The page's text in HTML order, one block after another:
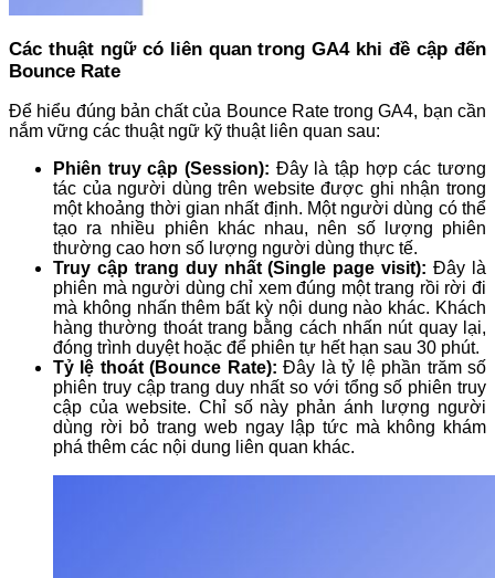
Các thuật ngữ có liên quan trong GA4 khi đề cập đến
Bounce Rate
Để hiểu đúng bản chất của Bounce Rate trong GA4, bạn cần
nắm vững các thuật ngữ kỹ thuật liên quan sau:
Phiên truy cập (Session): Đây là tập hợp các tương
tác của người dùng trên website được ghi nhận trong
một khoảng thời gian nhất định. Một người dùng có thể
tạo ra nhiều phiên khác nhau, nên số lượng phiên
thường cao hơn số lượng người dùng thực tế.
Truy cập trang duy nhất (Single page visit): Đây là
phiên mà người dùng chỉ xem đúng một trang rồi rời đi
mà không nhấn thêm bất kỳ nội dung nào khác. Khách
hàng thường thoát trang bằng cách nhấn nút quay lại,
đóng trình duyệt hoặc để phiên tự hết hạn sau 30 phút.
Tỷ lệ thoát (Bounce Rate): Đây là tỷ lệ phần trăm số
phiên truy cập trang duy nhất so với tổng số phiên truy
cập của website. Chỉ số này phản ánh lượng người
dùng rời bỏ trang web ngay lập tức mà không khám
phá thêm các nội dung liên quan khác.